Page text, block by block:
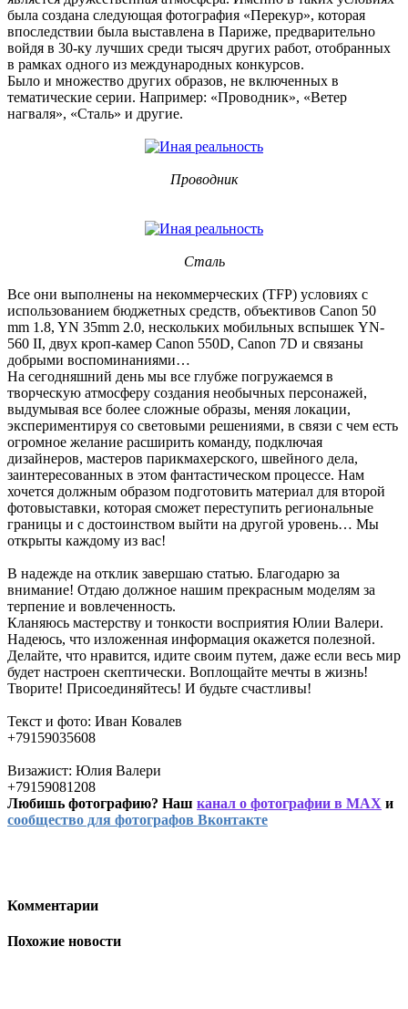
была создана следующая фотография «Перекур», которая
впоследствии была выставлена в Париже, предварительно
войдя в 30-ку лучших среди тысяч других работ, отобранных
в рамках одного из международных конкурсов.
Было и множество других образов, не включенных в
тематические серии. Например: «Проводник», «Ветер
нагваля», «Сталь» и другие.
Проводник
Сталь
Все они выполнены на некоммерческих (TFP) условиях с
использованием бюджетных средств, объективов Canon 50
mm 1.8, YN 35mm 2.0, нескольких мобильных вспышек YN-
560 II, двух кроп-камер Canon 550D, Canon 7D и связаны
добрыми воспоминаниями…
На сегодняшний день мы все глубже погружаемся в
творческую атмосферу создания необычных персонажей,
выдумывая все более сложные образы, меняя локации,
экспериментируя со световыми решениями, в связи с чем есть
огромное желание расширить команду, подключая
дизайнеров, мастеров парикмахерского, швейного дела,
заинтересованных в этом фантастическом процессе. Нам
хочется должным образом подготовить материал для второй
фотовыставки, которая сможет переступить региональные
границы и с достоинством выйти на другой уровень… Мы
открыты каждому из вас!
В надежде на отклик завершаю статью. Благодарю за
внимание! Отдаю должное нашим прекрасным моделям за
терпение и вовлеченность.
Кланяюсь мастерству и тонкости восприятия Юлии Валери.
Надеюсь, что изложенная информация окажется полезной.
Делайте, что нравится, идите своим путем, даже если весь мир
будет настроен скептически. Воплощайте мечты в жизнь!
Творите! Присоединяйтесь! И будьте счастливы!
Текст и фото: Иван Ковалев
+79159035608
Визажист: Юлия Валери
+79159081208
Любишь фотографию? Наш канал о фотографии в MAX и
сообщество для фотографов Вконтакте
Комментарии
Похожие новости